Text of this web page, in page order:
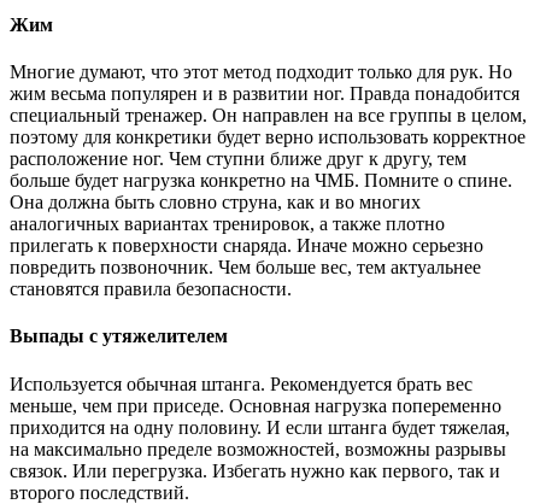
Жим
Многие думают, что этот метод подходит только для рук. Но
жим весьма популярен и в развитии ног. Правда понадобится
специальный тренажер. Он направлен на все группы в целом,
поэтому для конкретики будет верно использовать корректное
расположение ног. Чем ступни ближе друг к другу, тем
больше будет нагрузка конкретно на ЧМБ. Помните о спине.
Она должна быть словно струна, как и во многих
аналогичных вариантах тренировок, а также плотно
прилегать к поверхности снаряда. Иначе можно серьезно
повредить позвоночник. Чем больше вес, тем актуальнее
становятся правила безопасности.
Выпады с утяжелителем
Используется обычная штанга. Рекомендуется брать вес
меньше, чем при приседе. Основная нагрузка попеременно
приходится на одну половину. И если штанга будет тяжелая,
на максимально пределе возможностей, возможны разрывы
связок. Или перегрузка. Избегать нужно как первого, так и
второго последствий.